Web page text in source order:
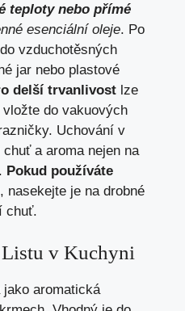
teploty nebo přímé
esenciální oleje. Po
vzduchotěsných
jar nebo plastové
delší trvanlivost lze
vložte do vakuových
Uchování v
a aroma nejen na
Pokud používáte
nasekejte je na drobné
chuť.
v Kuchyni
aromatická